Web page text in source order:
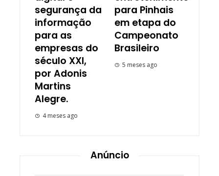
segurança da
informação
para as
empresas do
século XXI,
por Adonis
Martins
Alegre.
4 meses ago
para Pinhais
em etapa do
Campeonato
Brasileiro
5 meses ago
Anúncio